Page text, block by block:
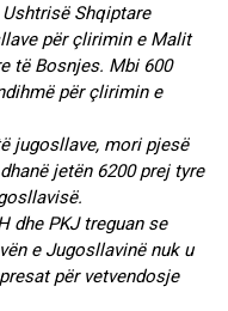
Shqiptare
për çlirimin e Malit
të Bosnjes. Mbi 600
për çlirimin e
jugosllave, mori pjesë
jetën 6200 prej tyre
dhe PKJ treguan se
e Jugosllavinë nuk u
për vetvendosje